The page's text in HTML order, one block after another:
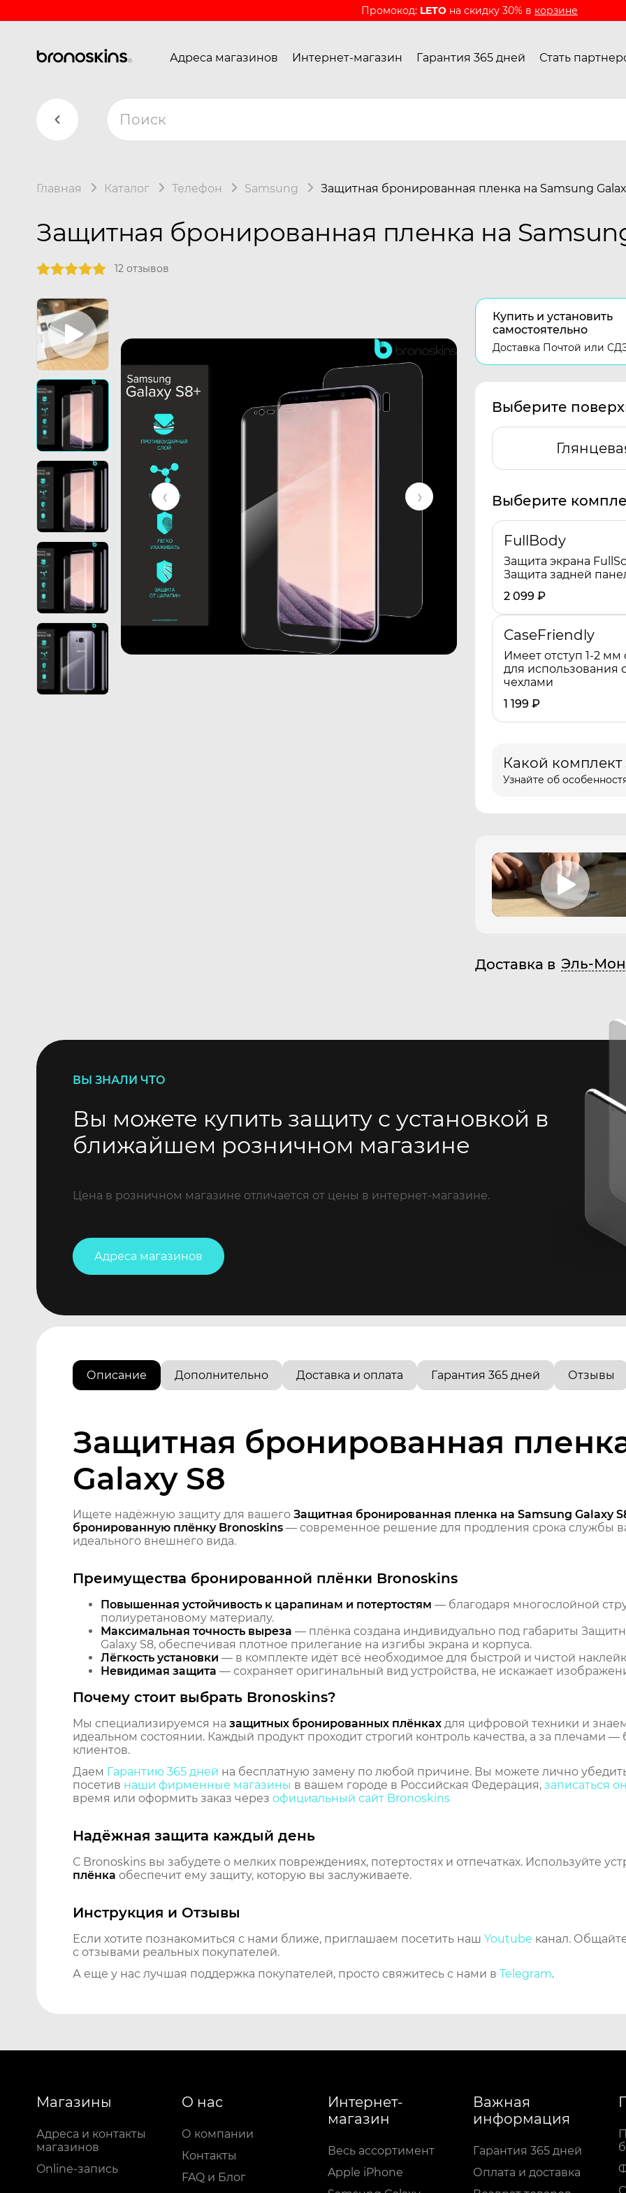
Промокод: LETO на скидку 30% в корзине
Адреса магазинов Интернет-магазин Гарантия 365 дней Стать
Главная Каталог Телефон Samsung Защитная бронированная пленка на Samsung
Защитная бронированная пленка на
12 отзывов
Купить и установить
самостоятельно
Доставка Почтой или
Выберите
Выберите
FullBody
Защита экрана
Защита задней
2 099 ₽
CaseFriendly
Имеет отступ 1-2 мм
для использования
чехлами
1 199 ₽
Какой
Узнайте об
Доставка в Эль-
ВЫ ЗНАЛИ ЧТО
Вы можете купить защиту с установкой в
ближайшем розничном магазине
Цена в розничном магазине отличается от цены в интернет-магазине.
Адреса магазинов
Описание Дополнительно Доставка и оплата Гарантия 365 дней Отзывы
Защитная бронированная
Galaxy S8
Ищете надёжную защиту для вашего Защитная бронированная пленка на Samsung Galaxy
бронированную плёнку Bronoskins — современное решение для продления срока службы
идеального внешнего вида.
Преимущества бронированной плёнки Bronoskins
Повышенная устойчивость к царапинам и потертостям — благодаря многослойной
полиуретановому материалу.
Максимальная точность выреза — плёнка создана индивидуально под габариты
Galaxy S8, обеспечивая плотное прилегание на изгибы экрана и корпуса.
Лёгкость установки — в комплекте идёт всё необходимое для быстрой и чистой
Невидимая защита — сохраняет оригинальный вид устройства, не искажает
Почему стоит выбрать Bronoskins?
Мы специализируемся на защитных бронированных плёнках для цифровой техники и
идеальном состоянии. Каждый продукт проходит строгий контроль качества, а за плечами
клиентов.
Даем Гарантию 365 дней на бесплатную замену по любой причине. Вы можете лично
посетив наши фирменные магазины в вашем городе в Российская Федерация, записаться
время или оформить заказ через официальный сайт Bronoskins
Надёжная защита каждый день
С Bronoskins вы забудете о мелких повреждениях, потертостях и отпечатках. Используйте
плёнка обеспечит ему защиту, которую вы заслуживаете.
Инструкция и Отзывы
Если хотите познакомиться с нами ближе, приглашаем посетить наш Youtube канал.
с отзывами реальных покупателей.
А еще у нас лучшая поддержка покупателей, просто свяжитесь с нами в Telegram.
Магазины
Адреса и контакты
магазинов
Online-запись
О нас
О компании
Контакты
FAQ и Блог
Интернет-
магазин
Весь ассортимент
Apple iPhone
Важная
информация
Гарантия 365 дней
Оплата и доставка